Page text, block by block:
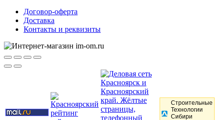
Договор-оферта
Доставка
Контакты и реквизиты
Строительные
Технологии
Сибири